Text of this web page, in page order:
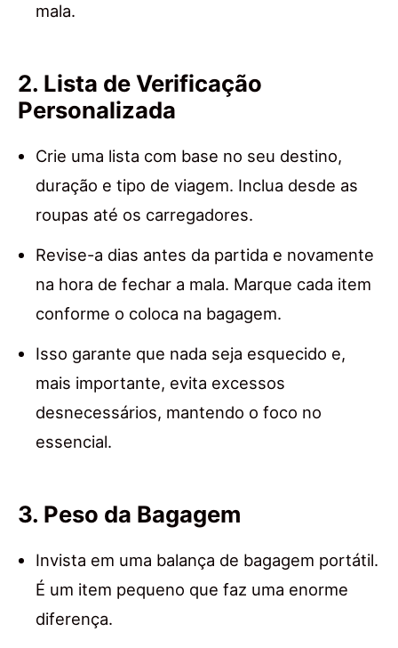
mala.
2. Lista de Verificação
Personalizada
Crie uma lista com base no seu destino,
duração e tipo de viagem. Inclua desde as
roupas até os carregadores.
Revise-a dias antes da partida e novamente
na hora de fechar a mala. Marque cada item
conforme o coloca na bagagem.
Isso garante que nada seja esquecido e,
mais importante, evita excessos
desnecessários, mantendo o foco no
essencial.
3. Peso da Bagagem
Invista em uma balança de bagagem portátil.
É um item pequeno que faz uma enorme
diferença.